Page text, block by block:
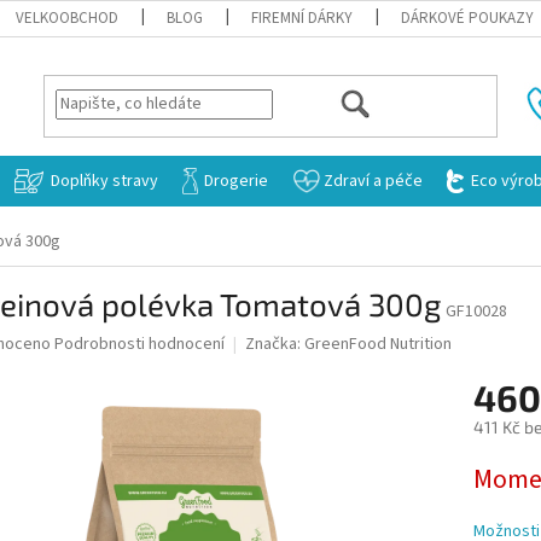
VELKOOBCHOD BLOG FIREMNÍ DÁRKY DÁRKOVÉ POUKAZY
HLEDAT
Doplňky stravy Drogerie Zdraví a péče Eco
300g
polévka Tomatová 300g GF10028
Podrobnosti hodnocení Značka: GreenFood Nutrition
411 Kč
cena: